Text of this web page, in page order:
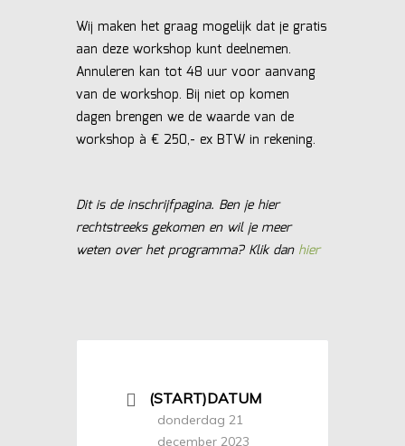
Wij maken het graag mogelijk dat je gratis
aan deze workshop kunt deelnemen.
Annuleren kan tot 48 uur voor aanvang
van de workshop. Bij niet op komen
dagen brengen we de waarde van de
workshop à € 250,- ex BTW in rekening.
Dit is de inschrijfpagina. Ben je hier
rechtstreeks gekomen en wil je meer
weten over het programma? Klik dan hier
(START)DATUM
donderdag 21
december 2023